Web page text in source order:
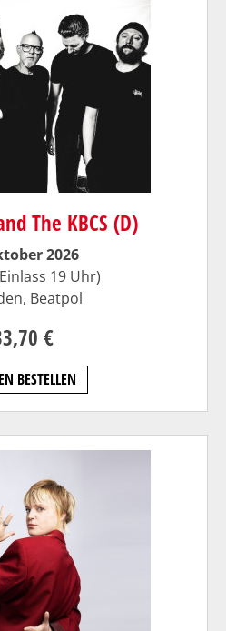
The KBCS (D)
2026
19 Uhr)
Beatpol
€
BESTELLEN